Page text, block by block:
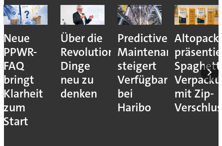
Neue
PPWR-
FAQ
bringt
Klarheit
zum
Start
Über die
Revolution,
Dinge
neu zu
denken
Predictive
Maintenance
steigert
Verfügbarkeit
bei
Haribo
Altopack
mit Zip-